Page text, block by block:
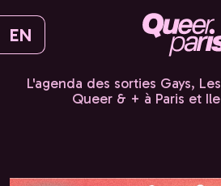
EN
L'agenda des sorties Gays,
Queer & + à Paris et